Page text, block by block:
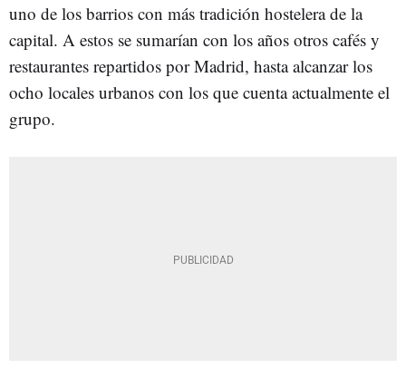
uno de los barrios con más tradición hostelera de la
capital. A estos se sumarían con los años otros cafés y
restaurantes repartidos por Madrid, hasta alcanzar los
ocho locales urbanos con los que cuenta actualmente el
grupo.